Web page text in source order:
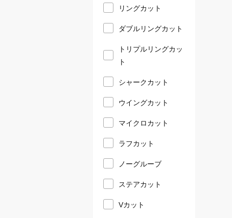
リングカット
ダブルリングカット
トリプルリングカッ
ト
シャークカット
ウイングカット
マイクロカット
ラフカット
ノーグルーブ
ステアカット
Vカット